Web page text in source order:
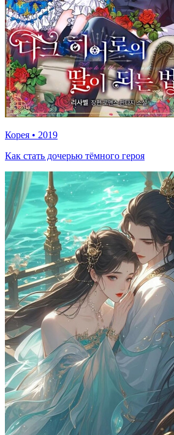
Корея • 2019
Как стать дочерью тёмного героя